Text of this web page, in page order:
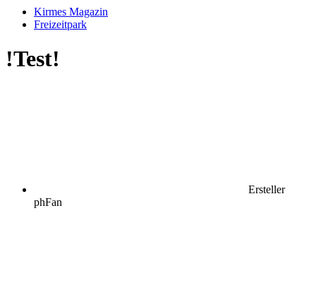
Kirmes Magazin
Freizeitpark
!Test!
Ersteller
phFan